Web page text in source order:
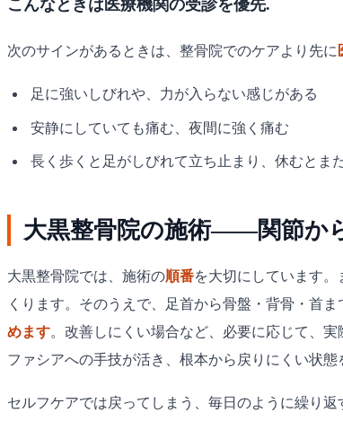
こんなときは医療機関の受診を優先.
次のサインがあるときは、整骨院でのケアより先に
足に強いしびれや、力が入らない感じがある
安静にしていても痛む、夜間に強く痛む
長く歩くと足がしびれて立ち止まり、休むとま
大黒整骨院の施術——関節か
大黒整骨院では、施術の順番を大切にしています。
くります。そのうえで、足首から骨盤・背骨・首
めます。改善しにくい場合など、必要に応じて、
ファシアへの手技が活き、根本から戻りにくい状
セルフケアでは戻ってしまう、毎日のように繰り